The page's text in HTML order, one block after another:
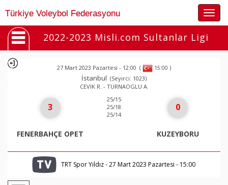
Türkiye Voleybol Federasyonu
2022-2023 Misli.com Sultanlar Ligi
27 Mart 2023 Pazartesi - 12:00 ( 15:00 )
İstanbul (Seyirci: 1023)
CEVIK R. - TURNAOGLU A.
3
FENERBAHÇE OPET
25/15
25/18
25/14
0
KUZEYBORU
TRT Spor Yıldız - 27 Mart 2023 Pazartesi - 15:00